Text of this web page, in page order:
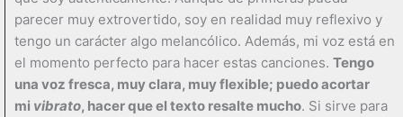
parecer muy extrovertido, soy en realidad muy reflexivo y
tengo un carácter algo melancólico. Además, mi voz está en
el momento perfecto para hacer estas canciones. Tengo
una voz fresca, muy clara, muy flexible; puedo acortar
mi vibrato, hacer que el texto resalte mucho. Si sirve para